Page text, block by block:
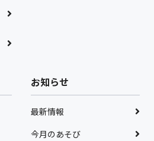
お知らせ
最新情報
今月のあそび